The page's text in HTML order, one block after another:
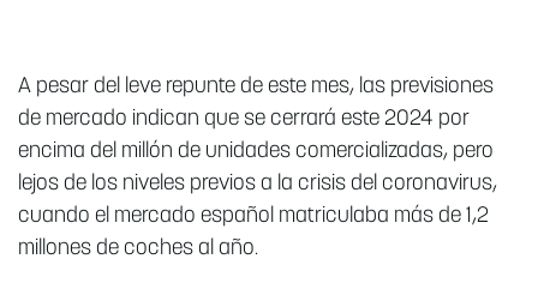
A pesar del leve repunte de este mes, las previsiones
de mercado indican que se cerrará este 2024 por
encima del millón de unidades comercializadas, pero
lejos de los niveles previos a la crisis del coronavirus,
cuando el mercado español matriculaba más de 1,2
millones de coches al año.